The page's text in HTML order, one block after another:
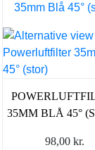
35MM BLÅ 45°
98,00 kr.